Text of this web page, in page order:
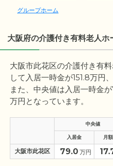
グループホーム
大阪府の介護付き有料老人ホ
大阪市此花区の介護付き有
して入居一時金が151.8万円
また、中央値は入居一時金が
万円となっています。
中央値
入居金 月
大阪市此花区 79.0 万円